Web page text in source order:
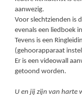
aanwezig.
Voor slechtzienden is
evenals een liedboek
Tevens is een
(gehoorapparaat
Er is een videowall
getoond worden.
U en jij zijn van harte